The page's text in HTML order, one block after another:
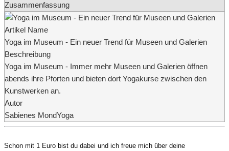
Zusammenfassung
Artikel Name
Yoga im Museum - Ein neuer Trend für Museen und Galerien
Beschreibung
Yoga im Museum - Immer mehr Museen und Galerien öffnen
abends ihre Pforten und bieten dort Yogakurse zwischen den
Kunstwerken an.
Autor
Sabienes MondYoga
Schon mit 1 Euro bist du dabei und ich freue mich über deine